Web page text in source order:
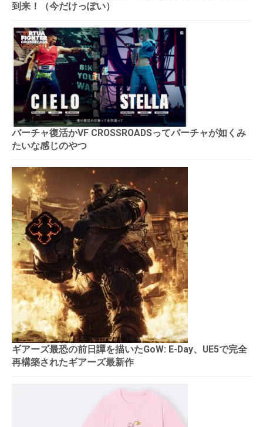
到来！（今だけっぽい）
バーチャ復活かVF CROSSROADSってバーチャが如くみ
たいな感じのやつ
ギアーズ最恐の前日譚を描いたGoW: E-Day、UE5で完全
再構築されたギアーズ最新作